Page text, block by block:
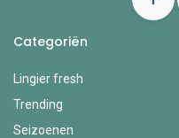
Categoriën
Lingier fresh
Trending
Seizoenen